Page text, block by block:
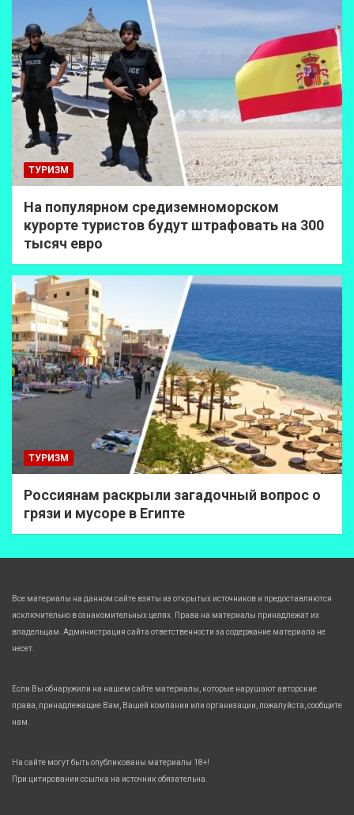
ТУРИЗМ
На популярном средиземноморском
курорте туристов будут штрафовать на 300
тысяч евро
ТУРИЗМ
Россиянам раскрыли загадочный вопрос о
грязи и мусоре в Египте
Все материалы на данном сайте взяты из открытых источников и предоставляются
исключительно в ознакомительных целях. Права на материалы принадлежат их
владельцам. Администрация сайта ответственности за содержание материала не
несет.
Если Вы обнаружили на нашем сайте материалы, которые нарушают авторские
права, принадлежащие Вам, Вашей компании или организации, пожалуйста, сообщите
нам.
На сайте могут быть опубликованы материалы 18+!
При цитировании ссылка на источник обязательна.